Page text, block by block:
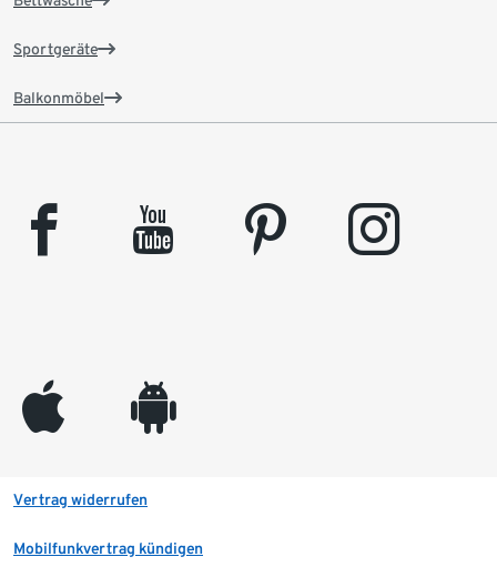
Sportgeräte
Balkonmöbel
facebook youtube pinterest instagram
appleinc android
Vertrag widerrufen
Mobilfunkvertrag kündigen